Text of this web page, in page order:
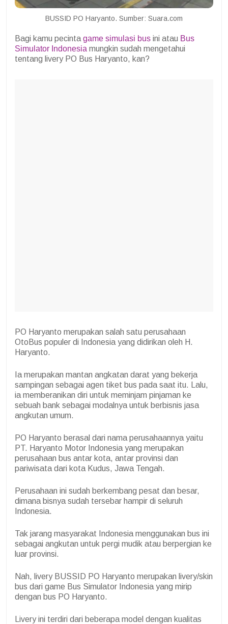
BUSSID PO Haryanto. Sumber: Suara.com
Bagi kamu pecinta game simulasi bus ini atau Bus
Simulator Indonesia mungkin sudah mengetahui
tentang livery PO Bus Haryanto, kan?
PO Haryanto merupakan salah satu perusahaan
OtoBus populer di Indonesia yang didirikan oleh H.
Haryanto.
Ia merupakan mantan angkatan darat yang bekerja
sampingan sebagai agen tiket bus pada saat itu. Lalu,
ia memberanikan diri untuk meminjam pinjaman ke
sebuah bank sebagai modalnya untuk berbisnis jasa
angkutan umum.
PO Haryanto berasal dari nama perusahaannya yaitu
PT. Haryanto Motor Indonesia yang merupakan
perusahaan bus antar kota, antar provinsi dan
pariwisata dari kota Kudus, Jawa Tengah.
Perusahaan ini sudah berkembang pesat dan besar,
dimana bisnya sudah tersebar hampir di seluruh
Indonesia.
Tak jarang masyarakat Indonesia menggunakan bus ini
sebagai angkutan untuk pergi mudik atau berpergian ke
luar provinsi.
Nah, livery BUSSID PO Haryanto merupakan livery/skin
bus dari game Bus Simulator Indonesia yang mirip
dengan bus PO Haryanto.
Livery ini terdiri dari beberapa model dengan kualitas